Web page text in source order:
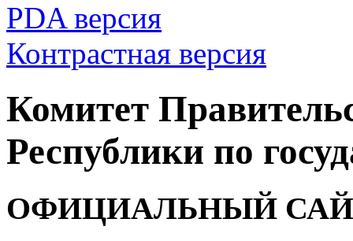
PDA версия
Контрастная версия
Комитет
Республики по
ОФИЦИАЛЬНЫЙ